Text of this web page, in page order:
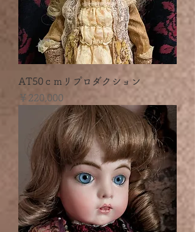
AT50ｃｍリプロダクション
価格
￥220,000